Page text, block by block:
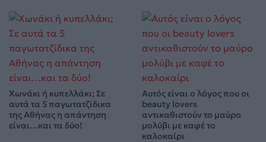
Χωνάκι ή κυπελλάκι; Σε
αυτά τα 5 παγωτατζίδικα
της Αθήνας η απάντηση
είναι…και τα δύο!
Αυτός είναι ο λόγος που οι
beauty lovers
αντικαθιστούν το μαύρο
μολύβι με καφέ το
καλοκαίρι